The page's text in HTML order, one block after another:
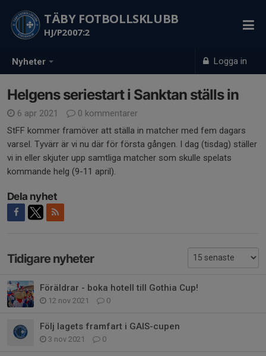
Nyheter Logga in
TÄBY FOTBOLLSKLUBB
HJ/P2007:2
Helgens seriestart i Sanktan ställs in
6 apr 2021
0 kommentarer
StFF kommer framöver att ställa in matcher med fem dagars
varsel. Tyvärr är vi nu där för första gången. I dag (tisdag) ställer
vi in eller skjuter upp samtliga matcher som skulle spelats
kommande helg (9-11 april).
Dela nyhet
Tidigare nyheter
Föräldrar - boka hotell till Gothia Cup!
12 nov 2021 0
Följ lagets framfart i GAIS-cupen
3 nov 2021 0